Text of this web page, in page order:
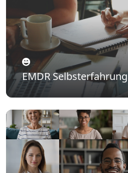
EMDR Selbsterfahrung